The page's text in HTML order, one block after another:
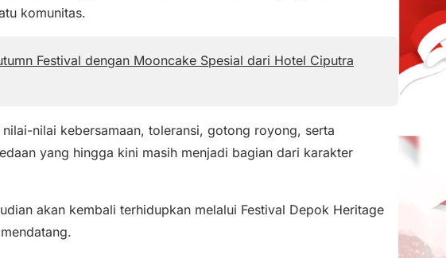
komunitas.
Festival dengan Mooncake Spesial dari Hotel Ciputra
nilai kebersamaan, toleransi, gotong royong, serta
yang hingga kini masih menjadi bagian dari karakter
akan kembali terhidupkan melalui Festival Depok Heritage